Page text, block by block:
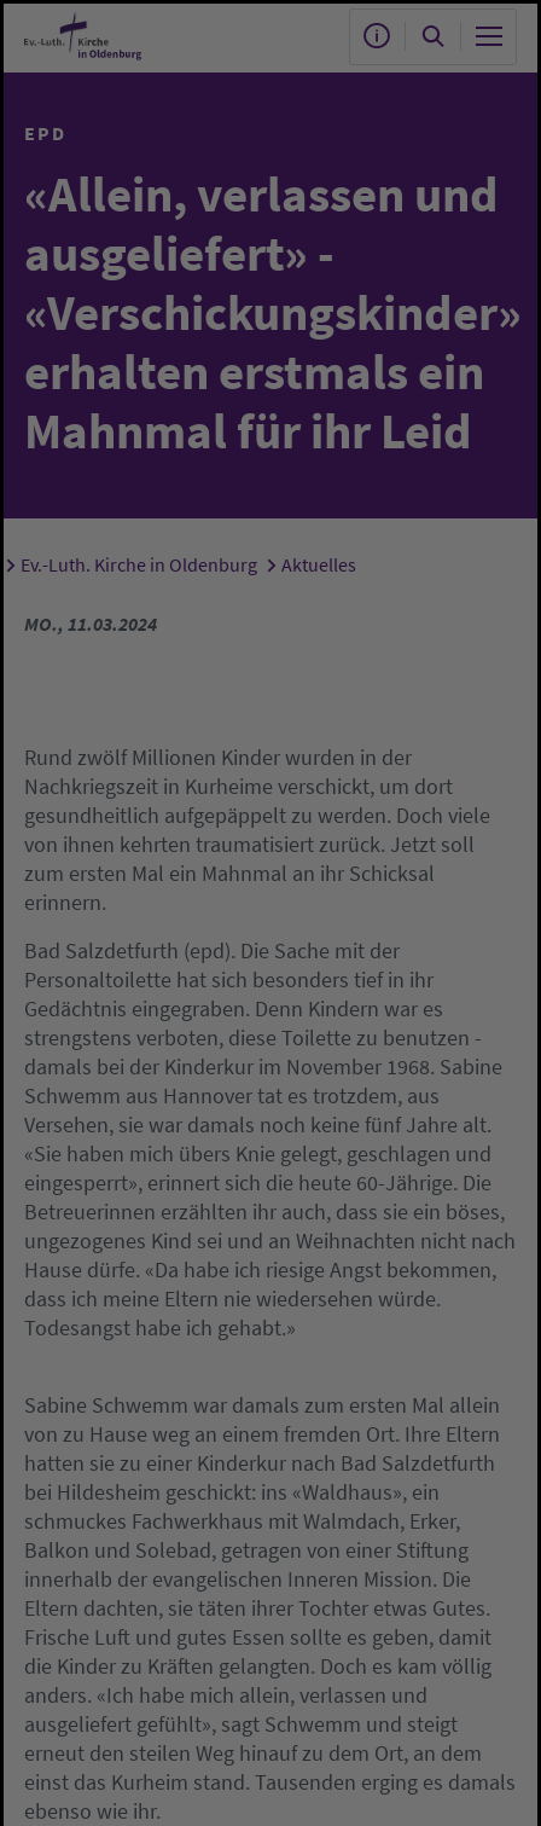
Zum Hauptinhalt springen
EPD
«Allein, verlassen und
ausgeliefert» -
«Verschickungskinder»
erhalten erstmals ein
Mahnmal für ihr Leid
Sie sind hier:
Ev.-Luth. Kirche in Oldenburg Aktuelles
MO., 11.03.2024
Rund zwölf Millionen Kinder wurden in der
Nachkriegszeit in Kurheime verschickt, um dort
gesundheitlich aufgepäppelt zu werden. Doch viele
von ihnen kehrten traumatisiert zurück. Jetzt soll
zum ersten Mal ein Mahnmal an ihr Schicksal
erinnern.
Bad Salzdetfurth (epd). Die Sache mit der
Personaltoilette hat sich besonders tief in ihr
Gedächtnis eingegraben. Denn Kindern war es
strengstens verboten, diese Toilette zu benutzen -
damals bei der Kinderkur im November 1968. Sabine
Schwemm aus Hannover tat es trotzdem, aus
Versehen, sie war damals noch keine fünf Jahre alt.
«Sie haben mich übers Knie gelegt, geschlagen und
eingesperrt», erinnert sich die heute 60-Jährige. Die
Betreuerinnen erzählten ihr auch, dass sie ein böses,
ungezogenes Kind sei und an Weihnachten nicht nach
Hause dürfe. «Da habe ich riesige Angst bekommen,
dass ich meine Eltern nie wiedersehen würde.
Todesangst habe ich gehabt.»
Sabine Schwemm war damals zum ersten Mal allein
von zu Hause weg an einem fremden Ort. Ihre Eltern
hatten sie zu einer Kinderkur nach Bad Salzdetfurth
bei Hildesheim geschickt: ins «Waldhaus», ein
schmuckes Fachwerkhaus mit Walmdach, Erker,
Balkon und Solebad, getragen von einer Stiftung
innerhalb der evangelischen Inneren Mission. Die
Eltern dachten, sie täten ihrer Tochter etwas Gutes.
Frische Luft und gutes Essen sollte es geben, damit
die Kinder zu Kräften gelangten. Doch es kam völlig
anders. «Ich habe mich allein, verlassen und
ausgeliefert gefühlt», sagt Schwemm und steigt
erneut den steilen Weg hinauf zu dem Ort, an dem
einst das Kurheim stand. Tausenden erging es damals
ebenso wie ihr.